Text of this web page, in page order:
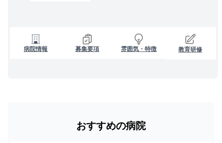
病院情報 募集要項 雰囲気・特徴 教育研修
おすすめの病院